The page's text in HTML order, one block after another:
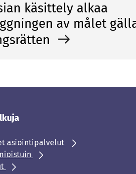
käsittely alkaa
av målet
asiointipalvelut